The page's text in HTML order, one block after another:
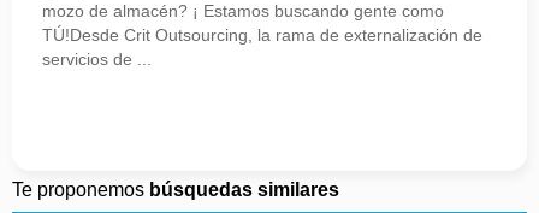
mozo de almacén? ¡ Estamos buscando gente como
TÚ!Desde Crit Outsourcing, la rama de externalización de
servicios de ...
Te proponemos búsquedas similares